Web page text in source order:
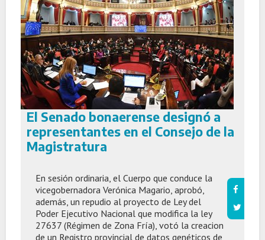
El Senado bonaerense designó a
representantes en el Consejo de la
Magistratura
En sesión ordinaria, el Cuerpo que conduce la
vicegobernadora Verónica Magario, aprobó,
además, un repudio al proyecto de Ley del
Poder Ejecutivo Nacional que modifica la ley
27637 (Régimen de Zona Fría), votó la creacion
de un Registro provincial de datos genéticos de